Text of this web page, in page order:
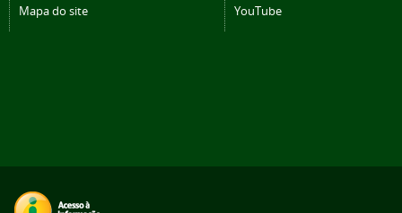
Mapa do site
YouTube